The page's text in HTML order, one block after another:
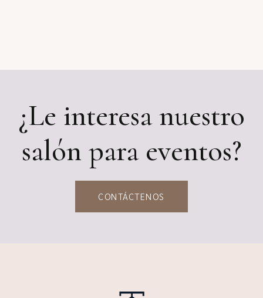
¿Le interesa nuestro
salón para eventos?
CONTÁCTENOS